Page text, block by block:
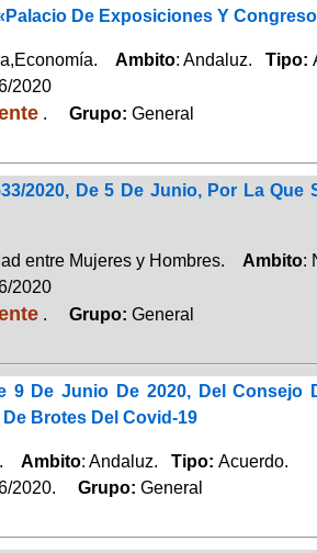
De Exposiciones Y
Ambito: Andaluz. Tipo:
2020
. Grupo: General
2020, De 5 De Junio, Por La
entre Mujeres y Hombres. Ambito:
2020
. Grupo: General
9 De Junio De 2020, Del Consejo
Brotes Del Covid-19
Ambito: Andaluz. Tipo: Acuerdo.
2020. Grupo: General